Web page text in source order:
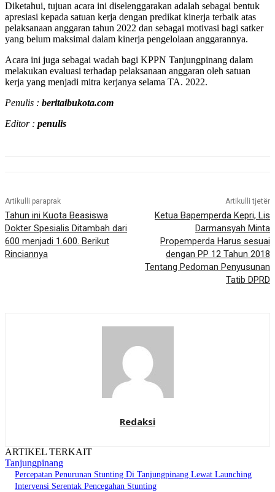
Diketahui, tujuan acara ini diselenggarakan adalah sebagai bentuk
apresiasi kepada satuan kerja dengan predikat kinerja terbaik atas
pelaksanaan anggaran tahun 2022 dan sebagai motivasi bagi satker
yang belum maksimal dalam kinerja pengelolaan anggarannya.
Acara ini juga sebagai wadah bagi KPPN Tanjungpinang dalam
melakukan evaluasi terhadap pelaksanaan anggaran oleh satuan
kerja yang menjadi mitra kerjanya selama TA. 2022.
Penulis : beritaibukota.com
Editor : penulis
Artikulli paraprak
Tahun ini Kuota Beasiswa
Dokter Spesialis Ditambah dari
600 menjadi 1.600. Berikut
Rinciannya
Artikulli tjetër
Ketua Bapemperda Kepri, Lis
Darmansyah Minta
Propemperda Harus sesuai
dengan PP 12 Tahun 2018
Tentang Pedoman Penyusunan
Tatib DPRD
Redaksi
ARTIKEL TERKAIT
Tanjungpinang
Percepatan Penurunan Stunting Di Tanjungpinang Lewat Launching
Intervensi Serentak Pencegahan Stunting